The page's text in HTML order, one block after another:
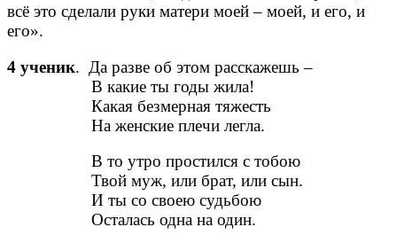
всё это сделали руки матери моей – моей, и его, и
его».
4 ученик. Да разве об этом расскажешь –
В какие ты годы жила!
Какая безмерная тяжесть
На женские плечи легла.
В то утро простился с тобою
Твой муж, или брат, или сын.
И ты со своею судьбою
Осталась одна на один.